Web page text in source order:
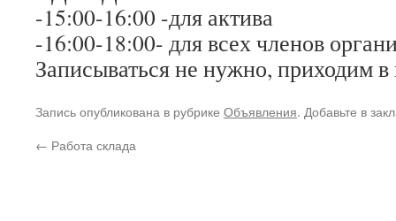
-15:00-16:00 -для актива
-16:00-18:00- для всех членов
Записываться не нужно, приходим в
Запись опубликована в рубрике Объявления. Добавьте в
← Работа склада